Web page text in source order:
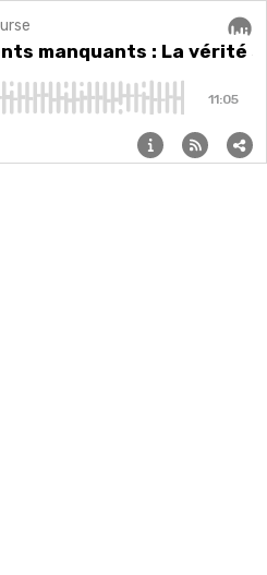
logements manquants : La vérité
manquants : La vérité
11:05